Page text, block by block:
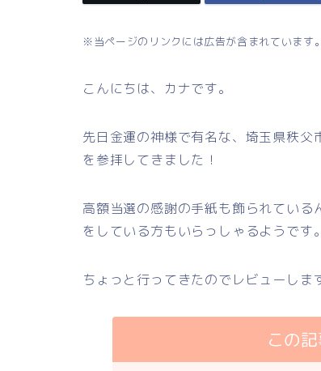
※当ページのリンクには広告が含まれています。
こんにちは、カナです。
先日金運の神様で有名な、埼玉県秩父
を参拝してきました！
高額当選の感謝の手紙も飾られてい
をしている方もいらっしゃるようです。
ちょっと行ってきたのでレビューしま
この